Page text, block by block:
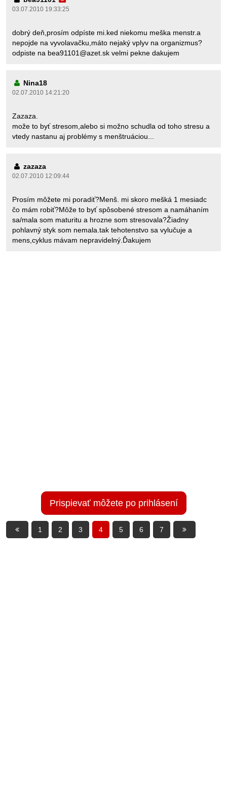
03.07.2010 19:33:25
dobrý deň,prosím odpíste mi.ked niekomu meška menstr.a
nepojde na vyvolavačku,máto nejaký vplyv na organizmus?
odpiste na bea91101@azet.sk velmi pekne dakujem
Nina18
02.07.2010 14:21:20
Zazaza.
može to byť stresom,alebo si možno schudla od toho stresu a
vtedy nastanu aj problémy s menštruáciou...
zazaza
02.07.2010 12:09:44
Prosím môžete mi poradiť?Menš. mi skoro mešká 1 mesiadc
čo mám robiť?Môže to byť spôsobené stresom a namáhaním
sa/mala som maturitu a hrozne som stresovala?Žiadny
pohlavný styk som nemala.tak tehotenstvo sa vylučuje a
mens,cyklus mávam nepravidelný.Ďakujem
Prispievať môžete po prihlásení
1 2 3 4 5 6 7